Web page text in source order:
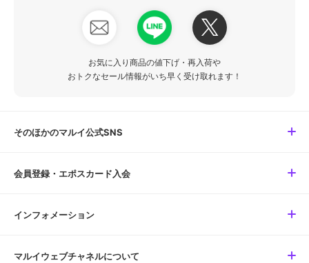
お気に入り商品の値下げ・再入荷や
おトクなセール情報がいち早く受け取れます！
そのほかのマルイ公式SNS
会員登録・エポスカード入会
インフォメーション
マルイウェブチャネルについて